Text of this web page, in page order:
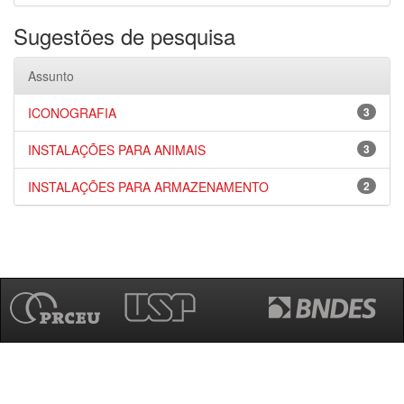
Sugestões de pesquisa
Assunto
3
ICONOGRAFIA
3
INSTALAÇÕES PARA ANIMAIS
2
INSTALAÇÕES PARA ARMAZENAMENTO